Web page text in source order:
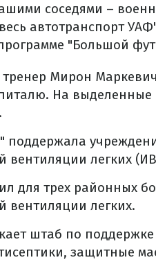
соседями –
автотранспорт
"Большой
Мирон
На
поддержала
вентиляции легких
для трех районных
вентиляции легких.
штаб по
защитные